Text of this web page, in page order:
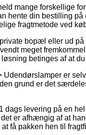
mange forskellige
hente din bestilling på
fragtmetode ved
bopæl eller ud
meget
betinges af at
er
grund er det
dags levering på en
er afhængig af at
få pakken hen til